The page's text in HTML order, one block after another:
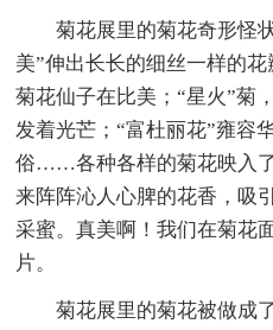
菊花展里的菊花奇形怪
美”伸出长长的细丝一样的
菊花仙子在比美；“星火”菊
发着光芒；“富杜丽花”雍容
俗……各种各样的菊花映入
来阵阵沁人心脾的花香，吸
采蜜。真美啊！我们在菊花
片。
菊花展里的菊花被做成